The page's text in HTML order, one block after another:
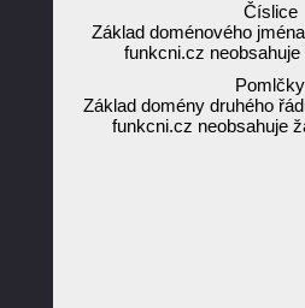
Číslice
Základ doménového
funkcni.cz
Pomlčky
Základ domény druhého
funkcni.cz neobsahuje